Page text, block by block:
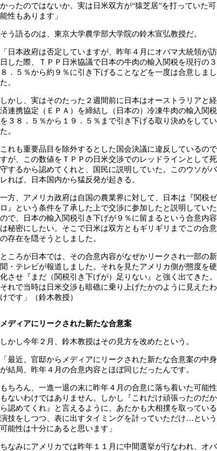
かったのではないか。実は日米双方が“猿芝居”を打っていた可
能性もあります」
そう語るのは、東京大学農学部大学院の鈴木宣弘教授だ。
「日本政府は否定していますが、昨年４月にオバマ大統領が訪
日した際、ＴＰＰ日米協議で日本の牛肉の輸入関税を現行の３
８．５％から約９％に引き下げることなどを一度は合意しまし
た。
しかし、実はそのたった２週間前に日本はオーストラリアと経
済連携協定（ＥＰＡ）を締結し（日本の）冷凍牛肉の輸入関税
を３８．５％から１９．５％まで引き下げる取り決めをしてい
た。
これも重要品目を除外するとした国会決議に違反しているので
すが、この数値をＴＰＰの日米交渉でのレッドラインとして死
守するから認めてくれと、国民に説明していた。このウソがバ
レれば、日本国内から猛反発が起きる。
一方、アメリカ政府は自国の農業界に対して、日本は『関税ゼ
ロ』という条件を了承した上で交渉に参加したと説明していた
ので、日本の輸入関税引き下げが９％に留まるという合意内容
は秘密にしたい。そこで日米は双方ともギリギリまでこの合意
の存在を隠そうとしました。
ところが日本では、その合意内容がなぜかリークされ一部の新
聞・テレビが報道しました。それを見たアメリカ側が態度を硬
化させ『まだ（関税引き下げが）足りない』と強く出てきた。
それで当時は日米交渉も暗礁に乗り上げたかのように見えたわ
けです」（鈴木教授）
メディアにリークされた新たな合意案
しかし今年２月、鈴木教授はその見方を改めたという。
「最近、官邸からメディアにリークされた新たな合意案の中身
が結局、昨年４月の合意内容とほぼ同じだったんです。
もちろん、一進一退の末に昨年４月の合意に落ち着いた可能性
もないわけではありません。しかし『これだけ頑張ったのだか
ら認めてくれ』と言えるように、あたかも大相撲を取っている
演技をしつつ、表に出すタイミングを計っていただけ…という
可能性は十分にあると思います」
ちなみにアメリカでは昨年１１月に中間選挙が行なわれ、オバ